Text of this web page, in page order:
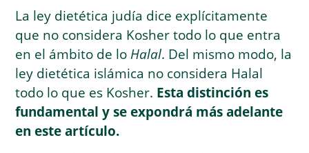
La ley dietética judía dice explícitamente
que no considera Kosher todo lo que entra
en el ámbito de loHalal. Del mismo modo, la
ley dietética islámica no considera Halal
todo lo que es Kosher. Esta distinción es
fundamental y se expondrá más adelante
en este artículo.